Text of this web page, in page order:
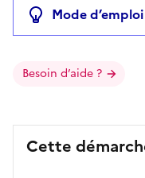
Mode d’emploi
Besoin d’aide ?
Cette